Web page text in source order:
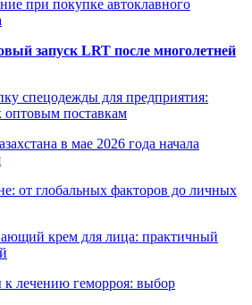
при покупке автоклавного
запуск LRT после многолетней
спецодежды для предприятия:
оптовым поставкам
в мае 2026 года начала
от глобальных факторов до личных
крем для лица: практичный
лечению геморроя: выбор